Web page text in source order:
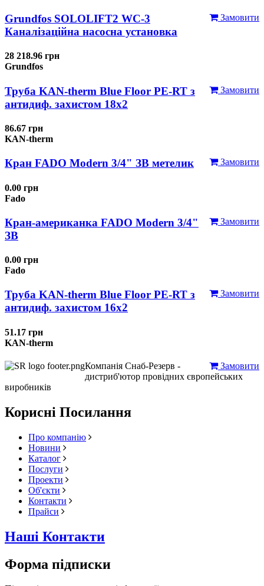
Замовити
Grundfos SOLOLIFT2 WC-3
Каналізаційна насосна установка
28 218.96 грн
Grundfos
Замовити
Труба KAN-therm Blue Floor PE-RT з
антидиф. захистом 18х2
86.67 грн
KAN-therm
Замовити
Кран FADO Modern 3/4" ЗВ метелик
0.00 грн
Fado
Замовити
Кран-американка FADO Modern 3/4"
ЗВ
0.00 грн
Fado
Замовити
Труба KAN-therm Blue Floor PE-RT з
антидиф. захистом 16х2
51.17 грн
KAN-therm
Замовити
Компанія Снаб-Резерв -
дистриб'ютор провідних європейських
виробників
Корисні Посилання
Про компанію
Новини
Каталог
Послуги
Проекти
Об'єкти
Контакти
Прайси
Наші Контакти
Форма підписки